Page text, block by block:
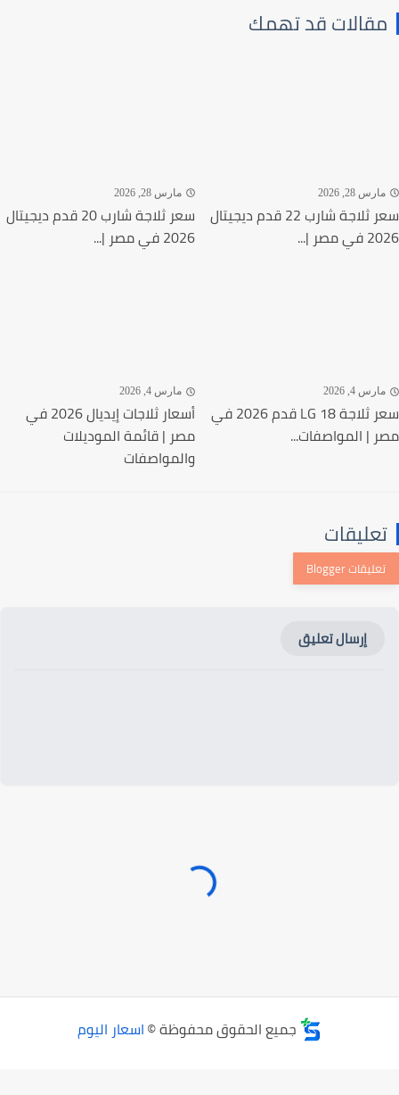
قد تهمك
28, 2026
سعر ثلاجة شارب 22 قدم ديجيتال
|...
مارس 28, 2026
سعر ثلاجة شارب 20 قدم ديجيتال
2026 في مصر |...
4, 2026
سعر ثلاجة LG 18 قدم 2026 في
| المواصفات...
مارس 4, 2026
أسعار ثلاجات إيديال 2026 في
مصر | قائمة الموديلات
والمواصفات
إرسال تعليق
جميع الحقوق محفوظة ©اسعار اليوم